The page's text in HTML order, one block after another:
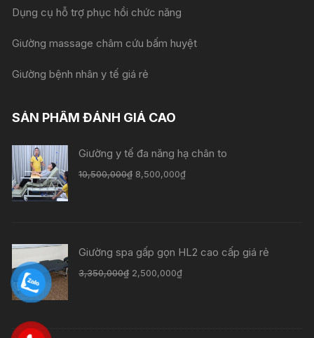
Dụng cụ hỗ trợ phục hồi chức năng
Giường massage châm cứu bấm huyệt
Giường bệnh nhân y tế giá rẻ
SẢN PHẨM ĐÁNH GIÁ CAO
Giường y tế đa năng hạ chân to
10,500,000₫ Giá
8,500,000₫Giá
Giường spa gấp gọn HL2 cao cấp giá rẻ
3,350,000₫ Giá
2,500,000₫Giá